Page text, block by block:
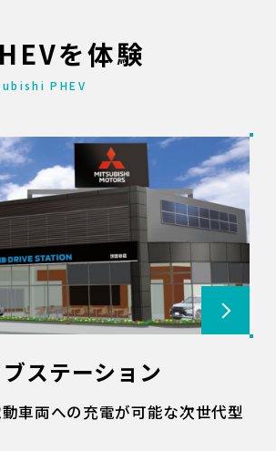
を体験
PHEV
ステーション
車両への充電が可能な次世代型